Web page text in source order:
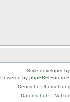
Style developer by
Powered by phpBB® Forum
Deutsche
Datenschutz|